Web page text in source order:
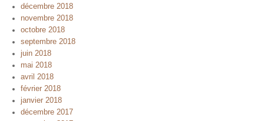
décembre 2018
novembre 2018
octobre 2018
septembre 2018
juin 2018
mai 2018
avril 2018
février 2018
janvier 2018
décembre 2017